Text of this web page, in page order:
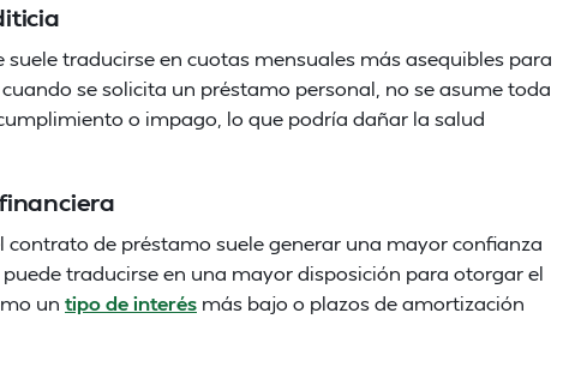
traducirse en cuotas mensuales más asequibles para
se solicita un préstamo personal, no se asume toda
o impago, lo que podría dañar la salud
contrato de préstamo suele generar una mayor confianza
traducirse en una mayor disposición para otorgar el
un tipo de interés más bajo o plazos de amortización